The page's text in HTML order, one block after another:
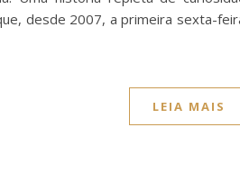
desde 2007, a primeira sexta-
LEIA MAIS